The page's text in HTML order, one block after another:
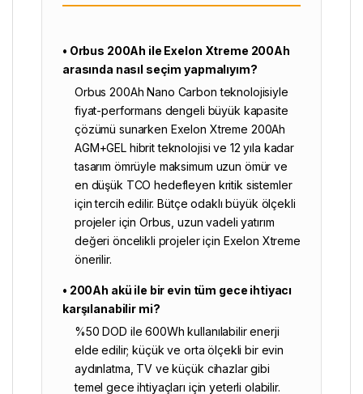
• Orbus 200Ah ile Exelon Xtreme 200Ah
arasında nasıl seçim yapmalıyım?
Orbus 200Ah Nano Carbon teknolojisiyle
fiyat-performans dengeli büyük kapasite
çözümü sunarken Exelon Xtreme 200Ah
AGM+GEL hibrit teknolojisi ve 12 yıla kadar
tasarım ömrüyle maksimum uzun ömür ve
en düşük TCO hedefleyen kritik sistemler
için tercih edilir. Bütçe odaklı büyük ölçekli
projeler için Orbus, uzun vadeli yatırım
değeri öncelikli projeler için Exelon Xtreme
önerilir.
• 200Ah akü ile bir evin tüm gece ihtiyacı
karşılanabilir mi?
%50 DOD ile 600Wh kullanılabilir enerji
elde edilir; küçük ve orta ölçekli bir evin
aydınlatma, TV ve küçük cihazlar gibi
temel gece ihtiyaçları için yeterli olabilir.